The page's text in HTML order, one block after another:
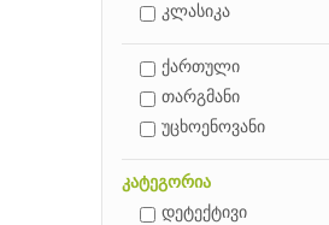
კლასიკა
ქართული
თარგმანი
უცხოენოვანი
კატეგორია
დეტექტივი